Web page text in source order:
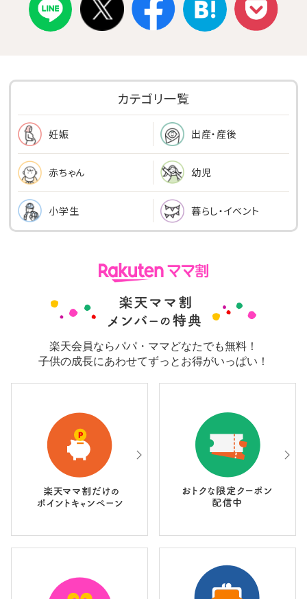
カテゴリ一覧
妊娠 出産・産後
赤ちゃん 幼児
小学生 暮らし・イベント
楽天会員ならパパ・ママどなたでも無料！
子供の成長にあわせてずっとお得がいっぱい！